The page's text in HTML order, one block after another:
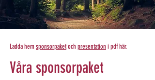
Ladda hem sponsorpaketoch presentation i pdf här.
Våra sponsorpaket